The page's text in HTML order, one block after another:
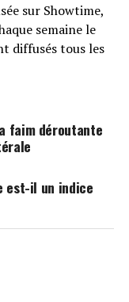
sur Showtime,
semaine le
diffusés tous les
faim déroutante
est-il un indice